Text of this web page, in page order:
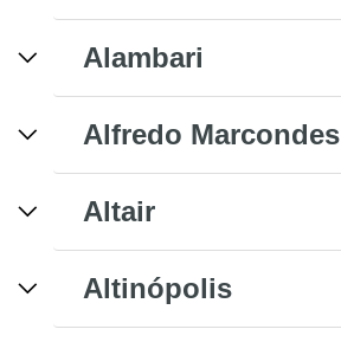
Alambari
Alfredo Marcondes
Altair
Altinópolis